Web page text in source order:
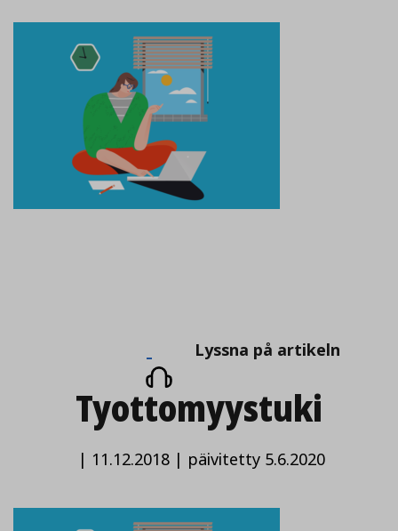
Lyssna
på
artikeln
Lyssna på artikeln
Tyottomyystuki
| 11.12.2018| päivitetty 5.6.2020